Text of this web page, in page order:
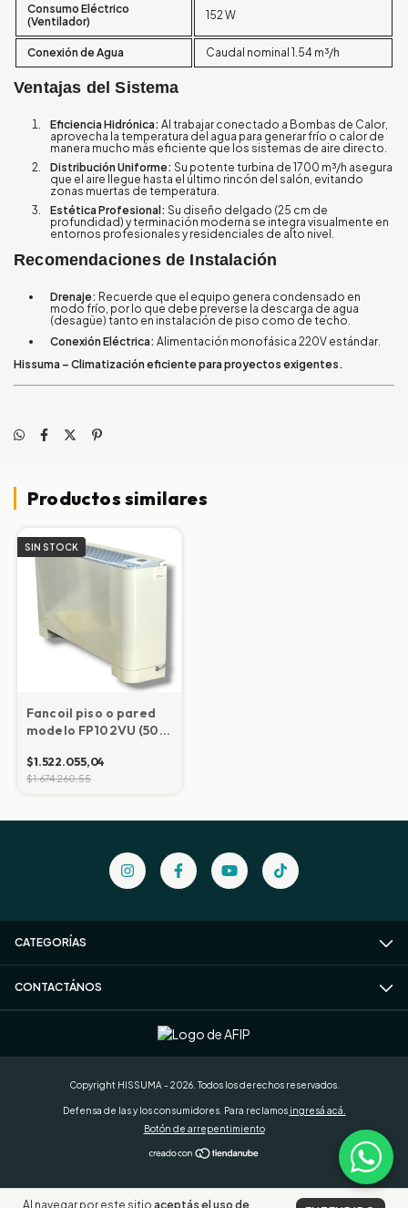
Al navegar por este sitio aceptás el uso de
Consumo Eléctrico
(Ventilador)
152 W
Conexión de Agua Caudal nominal 1.54 m³/h
Ventajas del Sistema
Eficiencia Hidrónica: Al trabajar conectado a Bombas de Calor,
aprovecha la temperatura del agua para generar frío o calor de
manera mucho más eficiente que los sistemas de aire directo.
Distribución Uniforme: Su potente turbina de 1700 m³/h asegura
que el aire llegue hasta el último rincón del salón, evitando
zonas muertas de temperatura.
Estética Profesional: Su diseño delgado (25 cm de
profundidad) y terminación moderna se integra visualmente en
entornos profesionales y residenciales de alto nivel.
Recomendaciones de Instalación
Drenaje: Recuerde que el equipo genera condensado en
modo frío, por lo que debe preverse la descarga de agua
(desagüe) tanto en instalación de piso como de techo.
Conexión Eléctrica: Alimentación monofásica 220V estándar.
Hissuma – Climatización eficiente para proyectos exigentes.
Productos similares
SIN STOCK
Fancoil piso o pared
modelo FP102VU (50
$1.522.055,04
$1.674.260,55
CATEGORÍAS
CONTACTÁNOS
Copyright HISSUMA - 2026. Todos los derechos reservados.
Defensa de las y los consumidores. Para reclamos ingresá acá.
Botón de arrepentimiento